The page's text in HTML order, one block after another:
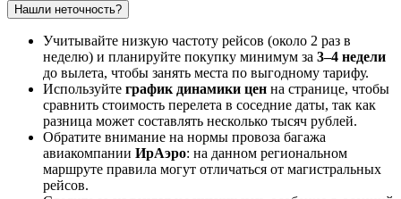
Нашли неточность?
Учитывайте низкую частоту рейсов (около 2 раз в
неделю) и планируйте покупку минимум за 3–4 недели
до вылета, чтобы занять места по выгодному тарифу.
Используйте график динамики цен на странице, чтобы
сравнить стоимость перелета в соседние даты, так как
разница может составлять несколько тысяч рублей.
Обратите внимание на нормы провоза багажа
авиакомпании ИрАэро: на данном региональном
маршруте правила могут отличаться от магистральных
рейсов.